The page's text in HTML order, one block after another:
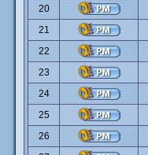
20
21
22
23
24
25
26